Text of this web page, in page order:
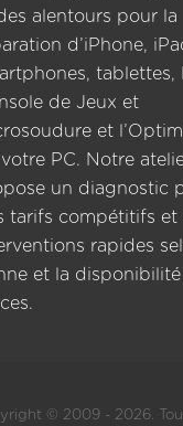
alentours pour la
d’iPhone,
tablettes,
de Jeux et
et
PC. Notre
un diagnostic
tarifs compétitifs et
rapides
et la disponibilité
© 2009 - 2026.